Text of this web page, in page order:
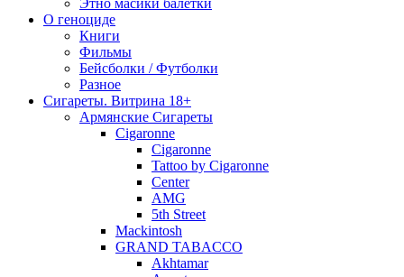
Этно масики балетки
О геноциде
Книги
Фильмы
Бейсболки / Футболки
Разное
Сигареты. Витрина 18+
Армянские Сигареты
Cigaronne
Cigaronne
Tattoo by Cigaronne
Center
AMG
5th Street
Mackintosh
GRAND TABACCO
Akhtamar